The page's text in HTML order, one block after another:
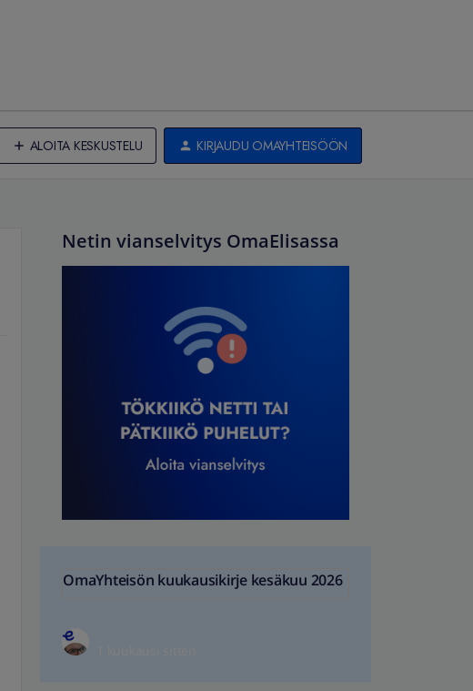
ALOITA KESKUSTELU KIRJAUDU OMAYHTEISÖÖN
Netin vianselvitys OmaElisassa
OmaYhteisön kuukausikirje kesäkuu 2026